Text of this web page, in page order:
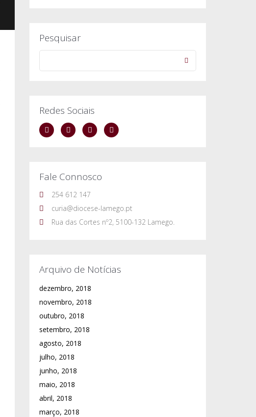
Pesquisar
Redes Sociais
Fale Connosco
254 612 147
curia@diocese-lamego.pt
Rua das Cortes nº2, 5100-132 Lamego.
Arquivo de Notícias
dezembro, 2018
novembro, 2018
outubro, 2018
setembro, 2018
agosto, 2018
julho, 2018
junho, 2018
maio, 2018
abril, 2018
março, 2018